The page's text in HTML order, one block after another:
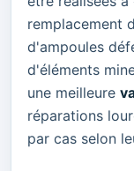
remplacement
d'ampoules
d'éléments
une meilleure
réparations
par cas selon